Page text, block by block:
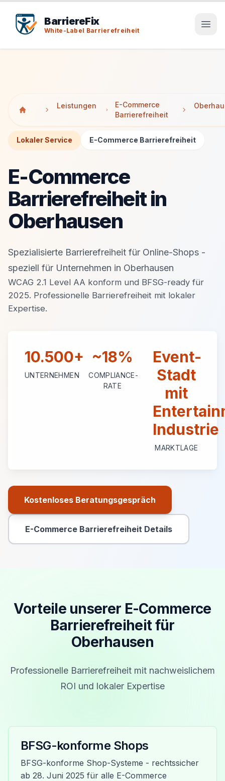
BarriereFix
White-Label Barrierefreiheit
Leistungen
E-Commerce
Barrierefreiheit
Lokaler Service E-Commerce Barrierefreiheit
E-Commerce
Barrierefreiheit in
Oberhausen
Spezialisierte Barrierefreiheit für Online-Shops -
speziell für Unternehmen in Oberhausen
WCAG 2.1 Level AA konform und BFSG-ready für
2025. Professionelle Barrierefreiheit mit lokaler
Expertise.
10.500+
UNTERNEHMEN
~18%
COMPLIANCE-
RATE
Event-
Stadt
mit
Industrie
MARKTLAGE
Kostenloses Beratungsgespräch
Primäre Aktion
E-Commerce Barrierefreiheit Details
Sekundäre Aktion
Vorteile unserer E-Commerce
Barrierefreiheit für
Oberhausen
Professionelle Barrierefreiheit mit nachweislichem
ROI und lokaler Expertise
BFSG-konforme Shops
BFSG-konforme Shop-Systeme - rechtssicher
ab 28. Juni 2025 für alle E-Commerce